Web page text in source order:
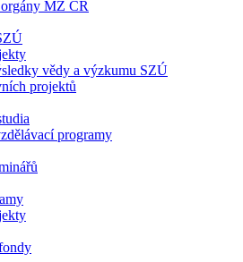
MZ ČR
vědy a výzkumu SZÚ
projektů
programy